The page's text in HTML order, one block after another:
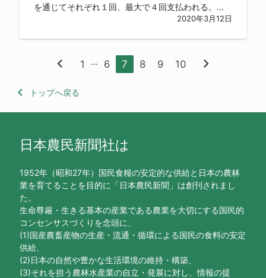
を通じてそれぞれ１回、最大で４回支払われる。...
2020年3月12日
chevron_left 1 ... 6 7 8 9 10 chevron_right
keyboard_arrow_left トップへ戻る
日本農民新聞社は
1952年（昭和27年）国民食糧の安定的な供給と日本の農林
業を育てることを目的に「日本農民新聞」は創刊されまし
た。
生命尊厳・生きる基本の産業である農業を大切にする国民的
コンセンサスづくりを念頭に、
(1)国産農畜産物の生産・流通・循環による国民の食料の安定
供給、
(2)日本の自然や豊かな生活環境の維持・構築、
(3)それを担う農林水産業の自立・発展に対し、情報の提